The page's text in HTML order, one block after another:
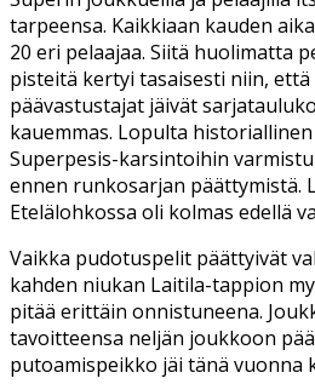
tarpeensa. Kaikkiaan kauden
20 eri pelaajaa. Siitä huolimatta
pisteitä kertyi tasaisesti niin,
päävastustajat jäivät
kauemmas. Lopulta
Superpesis-karsintoihin
ennen runkosarjan päättymistä.
Etelälohkossa oli kolmas edellä
Vaikka pudotuspelit päättyivät
kahden niukan Laitila-tappion
pitää erittäin onnistuneena.
tavoitteensa neljän joukkoon
putoamispeikko jäi tänä vuonna